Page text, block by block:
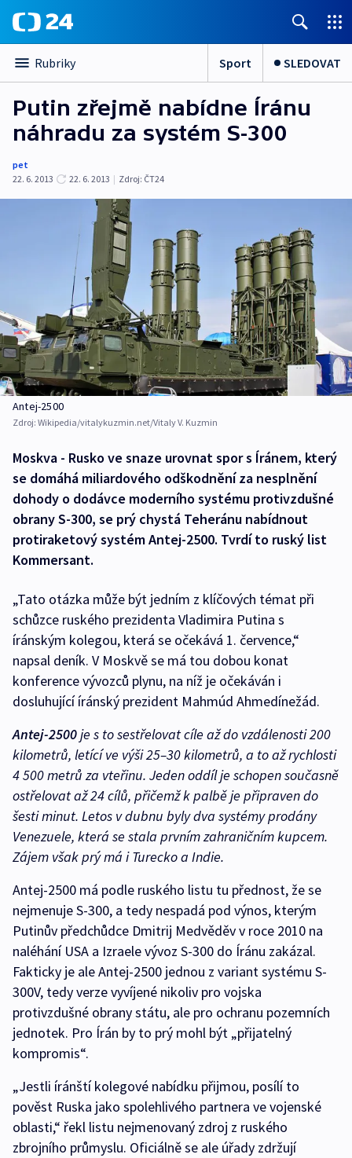
Rubriky Sport SLEDOVAT
Putin zřejmě nabídne Íránu
náhradu za systém S-300
pet
22. 6. 2013
22. 6. 2013 | Zdroj: ČT24
Antej-2500
Zdroj: Wikipedia/vitalykuzmin.net/Vitaly V. Kuzmin
Moskva - Rusko ve snaze urovnat spor s Íránem, který
se domáhá miliardového odškodnění za nesplnění
dohody o dodávce moderního systému protivzdušné
obrany S-300, se prý chystá Teheránu nabídnout
protiraketový systém Antej-2500. Tvrdí to ruský list
Kommersant.
„Tato otázka může být jedním z klíčových témat při
schůzce ruského prezidenta Vladimira Putina s
íránským kolegou, která se očekává 1. července,“
napsal deník. V Moskvě se má tou dobou konat
konference vývozců plynu, na níž je očekáván i
dosluhující íránský prezident Mahmúd Ahmedínežád.
Antej-2500je s to sestřelovat cíle až do vzdálenosti 200
kilometrů, letící ve výši 25–30 kilometrů, a to až rychlosti
4 500 metrů za vteřinu. Jeden oddíl je schopen současně
ostřelovat až 24 cílů, přičemž k palbě je připraven do
šesti minut. Letos v dubnu byly dva systémy prodány
Venezuele, která se stala prvním zahraničním kupcem.
Zájem však prý má i Turecko a Indie.
Antej-2500 má podle ruského listu tu přednost, že se
nejmenuje S-300, a tedy nespadá pod výnos, kterým
Putinův předchůdce Dmitrij Medvěděv v roce 2010 na
naléhání USA a Izraele vývoz S-300 do Íránu zakázal.
Fakticky je ale Antej-2500 jednou z variant systému S-
300V, tedy verze vyvíjené nikoliv pro vojska
protivzdušné obrany státu, ale pro ochranu pozemních
jednotek. Pro Írán by to prý mohl být „přijatelný
kompromis“.
„Jestli íránští kolegové nabídku přijmou, posílí to
pověst Ruska jako spolehlivého partnera ve vojenské
oblasti,“ řekl listu nejmenovaný zdroj z ruského
zbrojního průmyslu. Oficiálně se ale úřady zdržují